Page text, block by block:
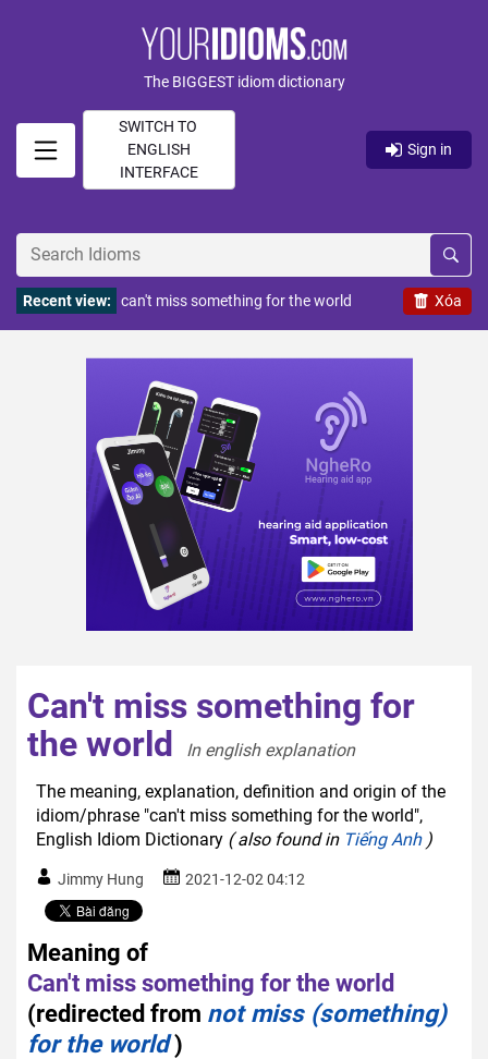
The BIGGEST idiom dictionary
SWITCH TO
ENGLISH
INTERFACE
Sign in
Xóa
Recent view: can't miss something for the world
Can't miss something for
the world
In english explanation
The meaning, explanation, definition and origin of the
idiom/phrase "can't miss something for the world",
English Idiom Dictionary ( also found in Tiếng Anh)
Jimmy Hung 2021-12-02 04:12
Meaning of
Can't miss something for the world
(redirected from not miss (something)
for the world)